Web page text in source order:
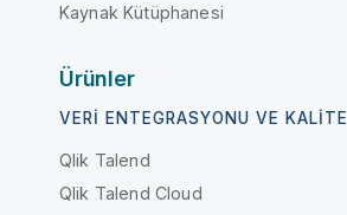
Kaynak Kütüphanesi
Ürünler
VERI ENTEGRASYONU VE KALITE
Qlik Talend
Qlik Talend Cloud